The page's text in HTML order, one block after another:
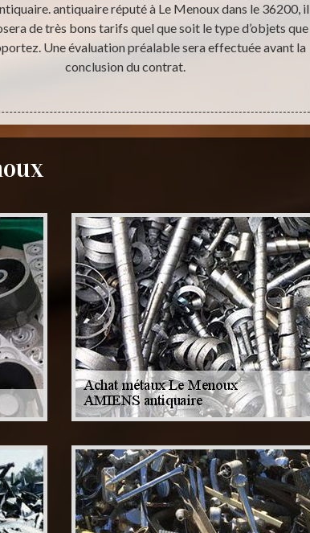
antiquaire réputé à Le Menoux dans le 36200, il
de très bons tarifs quel que soit le type d’objets que
Une évaluation préalable sera effectuée avant la
conclusion du contrat.